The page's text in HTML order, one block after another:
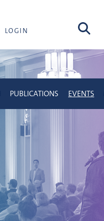
LOGIN search
PUBLICATIONS EVENTS